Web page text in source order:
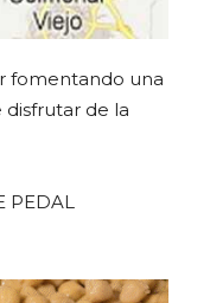
fomentando una
de la
PEDAL